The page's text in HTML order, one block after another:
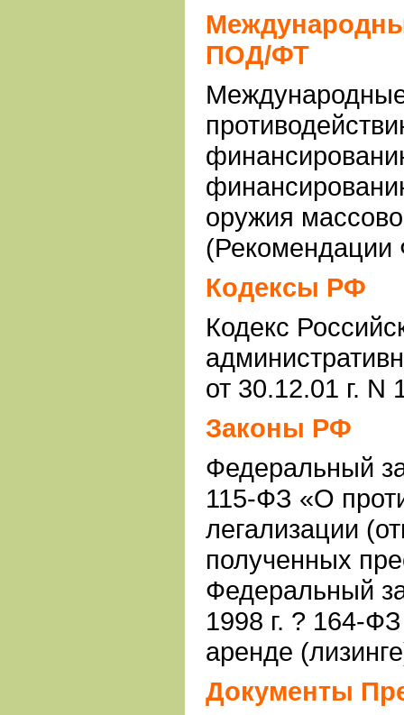
ПОД/ФТ
оружия
(Рекомендации
Кодексы РФ
Кодекс
от 30.12.01 г. N
Законы РФ
Федеральный
115-ФЗ «О
легализации
полученных
Федеральный
1998 г. ? 164-
аренде
Документы